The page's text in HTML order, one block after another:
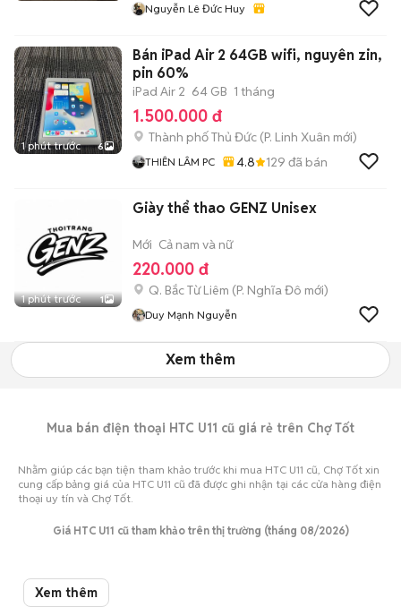
Nguyễn Lê Đức Huy
1 phút trước 6
Bán iPad Air 2 64GB wifi, nguyên zin,
pin 60%
iPad Air 2 64 GB 1 tháng
1.500.000 đ
Thành phố Thủ Đức (P. Linh Xuân mới)
THIÊN LÂM PC 4.8 129 đã bán
1 phút trước 1
Giày thể thao GENZ Unisex
Mới Cả nam và nữ
220.000 đ
Q. Bắc Từ Liêm (P. Nghĩa Đô mới)
Duy Mạnh Nguyễn
Xem thêm
Mua bán điện thoại HTC U11 cũ giá rẻ trên Chợ Tốt
Nhằm giúp các bạn tiện tham khảo trước khi mua HTC U11 cũ, Chợ Tốt xin
cung cấp bảng giá của HTC U11 cũ đã được ghi nhận tại các cửa hàng điện
thoại uy tín và Chợ Tốt.
Giá HTC U11 cũ tham khảo trên thị trường (tháng 08/2026)
Mua HTC U11 cũ
Xem thêm